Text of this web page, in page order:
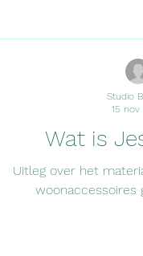
Wat is
Uitleg over het
woonaccessoires
Studio
15 nov